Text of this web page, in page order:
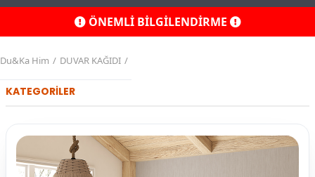
ÖNEMLİ BİLGİLENDİRME
Du&Ka Him DUVAR KAĞIDI
KATEGORİLER